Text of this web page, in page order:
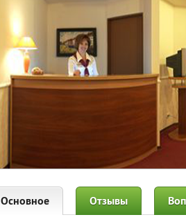
Основное Отзывы